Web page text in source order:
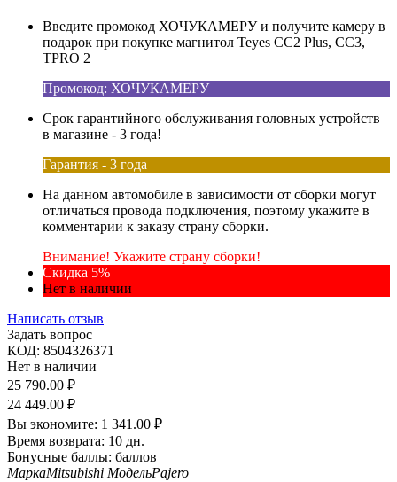
Введите промокод ХОЧУКАМЕРУ и получите камеру в
подарок при покупке магнитол Teyes CC2 Plus, CC3,
TPRO 2
Промокод: ХОЧУКАМЕРУ
Срок гарантийного обслуживания головных устройств
в магазине - 3 года!
Гарантия - 3 года
На данном автомобиле в зависимости от сборки могут
отличаться провода подключения, поэтому укажите в
комментарии к заказу страну сборки.
Внимание! Укажите страну сборки!
Скидка 5%
Нет в наличии
Написать отзыв
Задать вопрос
КОД: 8504326371
Нет в наличии
25 790.00 ₽
24 449.00 ₽
Вы экономите: 1 341.00 ₽
Время возврата: 10 дн.
Бонусные баллы: баллов
МаркаMitsubishi МодельPajero